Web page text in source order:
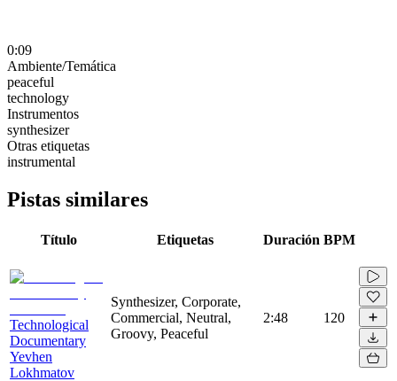
0:09
Ambiente/Temática
peaceful
technology
Instrumentos
synthesizer
Otras etiquetas
instrumental
Pistas similares
Título Etiquetas Duración BPM
Technological
Documentary
Yevhen
Lokhmatov
Synthesizer, Corporate,
Commercial, Neutral,
Groovy, Peaceful
2:48 120